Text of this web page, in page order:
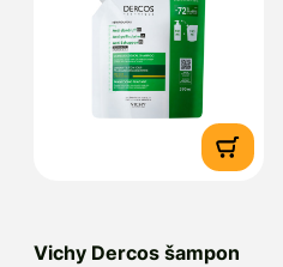
Vichy Dercos šampon